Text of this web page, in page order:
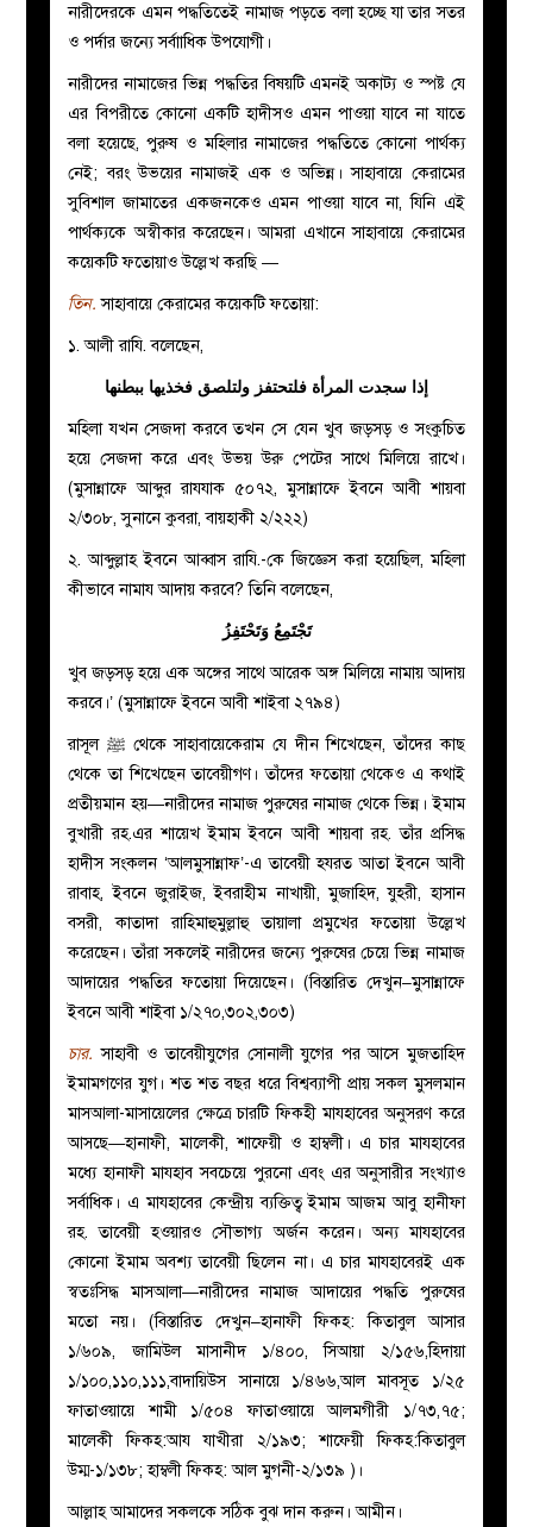
নারীদেরকে এমন পদ্ধতিতেই নামাজ পড়তে বলা হচ্ছে যা তার সতর
ও পর্দার জন্যে সর্বাাধিক উপযোগী।
নারীদের নামাজের ভিন্ন পদ্ধতির বিষয়টি এমনই অকাট্য ও স্পষ্ট যে
এর বিপরীতে কোনো একটি হাদীসও এমন পাওয়া যাবে না যাতে
বলা হয়েছে, পুরুষ ও মহিলার নামাজের পদ্ধতিতে কোনো পার্থক্য
নেই; বরং উভয়ের নামাজই এক ও অভিন্ন। সাহাবায়ে কেরামের
সুবিশাল জামাতের একজনকেও এমন পাওয়া যাবে না, যিনি এই
পার্থক্যকে অস্বীকার করেছেন। আমরা এখানে সাহাবায়ে কেরামের
কয়েকটি ফতোয়াও উল্লেখ করছি —
তিন. সাহাবায়ে কেরামের কয়েকটি ফতোয়া:
১. আলী রাযি. বলেছেন,
إذا سجدت المرأة فلتحتفز ولتلصق فخذيها ببطنها
মহিলা যখন সেজদা করবে তখন সে যেন খুব জড়সড় ও সংকুচিত
হয়ে সেজদা করে এবং উভয় উরু পেটের সাথে মিলিয়ে রাখে।
(মুসান্নাফে আব্দুর রাযযাক ৫০৭২, মুসান্নাফে ইবনে আবী শায়বা
২/৩০৮, সুনানে কুবরা, বায়হাকী ২/২২২)
২. আব্দুল্লাহ ইবনে আব্বাস রাযি.-কে জিজ্ঞেস করা হয়েছিল, মহিলা
কীভাবে নামায আদায় করবে? তিনি বলেছেন,
تَجْتَمِعُ وَتَحْتَفِزُ
খুব জড়সড় হয়ে এক অঙ্গের সাথে আরেক অঙ্গ মিলিয়ে নামায় আদায়
করবে।’ (মুসান্নাফে ইবনে আবী শাইবা ২৭৯৪)
রাসূল ﷺ থেকে সাহাবায়েকেরাম যে দীন শিখেছেন, তাঁদের কাছ
থেকে তা শিখেছেন তাবেয়ীগণ। তাঁদের ফতোয়া থেকেও এ কথাই
প্রতীয়মান হয়—নারীদের নামাজ পুরুষের নামাজ থেকে ভিন্ন। ইমাম
বুখারী রহ.এর শায়েখ ইমাম ইবনে আবী শায়বা রহ. তাঁর প্রসিদ্ধ
হাদীস সংকলন ‘আলমুসান্নাফ’-এ তাবেয়ী হযরত আতা ইবনে আবী
রাবাহ, ইবনে জুরাইজ, ইবরাহীম নাখায়ী, মুজাহিদ, যুহরী, হাসান
বসরী, কাতাদা রাহিমাহুমুল্লাহু তায়ালা প্রমুখের ফতোয়া উল্লেখ
করেছেন। তাঁরা সকলেই নারীদের জন্যে পুরুষের চেয়ে ভিন্ন নামাজ
আদায়ের পদ্ধতির ফতোয়া দিয়েছেন। (বিস্তারিত দেখুন–মুসান্নাফে
ইবনে আবী শাইবা ১/২৭০,৩০২,৩০৩)
চার. সাহাবী ও তাবেয়ীযুগের সোনালী যুগের পর আসে মুজতাহিদ
ইমামগণের যুগ। শত শত বছর ধরে বিশ্বব্যাপী প্রায় সকল মুসলমান
মাসআলা-মাসায়েলের ক্ষেত্রে চারটি ফিকহী মাযহাবের অনুসরণ করে
আসছে—হানাফী, মালেকী, শাফেয়ী ও হাম্বলী। এ চার মাযহাবের
মধ্যে হানাফী মাযহাব সবচেয়ে পুরনো এবং এর অনুসারীর সংখ্যাও
সর্বাধিক। এ মাযহাবের কেন্দ্রীয় ব্যক্তিত্ব ইমাম আজম আবু হানীফা
রহ. তাবেয়ী হওয়ারও সৌভাগ্য অর্জন করেন। অন্য মাযহাবের
কোনো ইমাম অবশ্য তাবেয়ী ছিলেন না। এ চার মাযহাবেরই এক
স্বতঃসিদ্ধ মাসআলা—নারীদের নামাজ আদায়ের পদ্ধতি পুরুষের
মতো নয়। (বিস্তারিত দেখুন–হানাফী ফিকহ: কিতাবুল আসার
১/৬০৯, জামিউল মাসানীদ ১/৪০০, সিআয়া ২/১৫৬,হিদায়া
১/১০০,১১০,১১১,বাদায়িউস সানায়ে ১/৪৬৬,আল মাবসূত ১/২৫
ফাতাওয়ায়ে শামী ১/৫০৪ ফাতাওয়ায়ে আলমগীরী ১/৭৩,৭৫;
মালেকী ফিকহ:আয যাখীরা ২/১৯৩; শাফেয়ী ফিকহ:কিতাবুল
উম্ম-১/১৩৮; হাম্বলী ফিকহ: আল মুগনী-২/১৩৯ )।
আল্লাহ আমাদের সকলকে সঠিক বুঝ দান করুন। আমীন।